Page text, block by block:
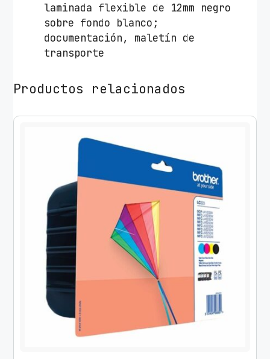
laminada flexible de 12mm negro
sobre fondo blanco;
documentación, maletín de
transporte
Productos relacionados